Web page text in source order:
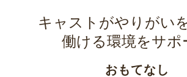
キャストがやりがい
働ける環境をサポ
おもてなし